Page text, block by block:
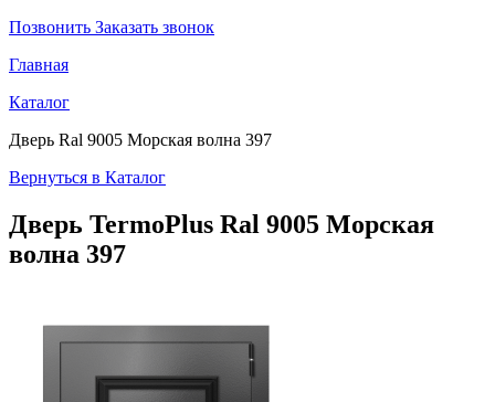
Позвонить Заказать звонок
Главная
Каталог
Дверь Ral 9005 Морская волна 397
Вернуться в Каталог
Дверь TermoPlus Ral 9005 Морская
волна 397